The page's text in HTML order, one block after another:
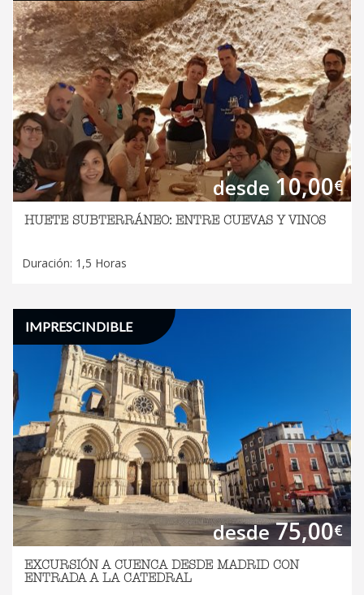
desde10,00€
HUETE SUBTERRÁNEO: ENTRE CUEVAS Y VINOS
Duración: 1,5 Horas
desde75,00€
IMPRESCINDIBLE
EXCURSIÓN A CUENCA DESDE MADRID CON
ENTRADA A LA CATEDRAL